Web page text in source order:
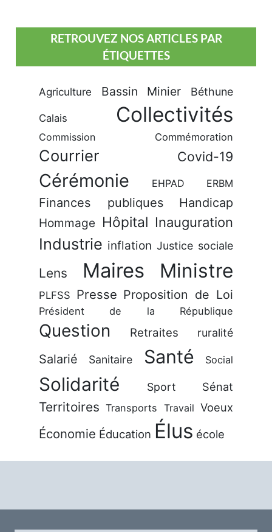
RETROUVEZ NOS ARTICLES PAR
ÉTIQUETTES
Agriculture Bassin Minier Béthune
Calais Collectivités
Commission Commémoration
Courrier Covid-19
Cérémonie EHPAD ERBM
Finances publiques Handicap
Hommage Hôpital Inauguration
Industrie inflation Justice sociale
Lens Maires Ministre
PLFSS Presse Proposition de Loi
Président de la République
Question Retraites ruralité
Salarié Sanitaire Santé Social
Solidarité Sport Sénat
Territoires Transports Travail Voeux
Économie Éducation Élus école